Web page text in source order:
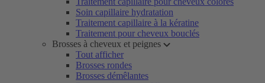
Soin capillaire hydratation
Traitement capillaire à la kératine
Traitement pour cheveux bouclés
Brosses à cheveux et peignes
Tout afficher
Brosses rondes
Brosses démêlantes